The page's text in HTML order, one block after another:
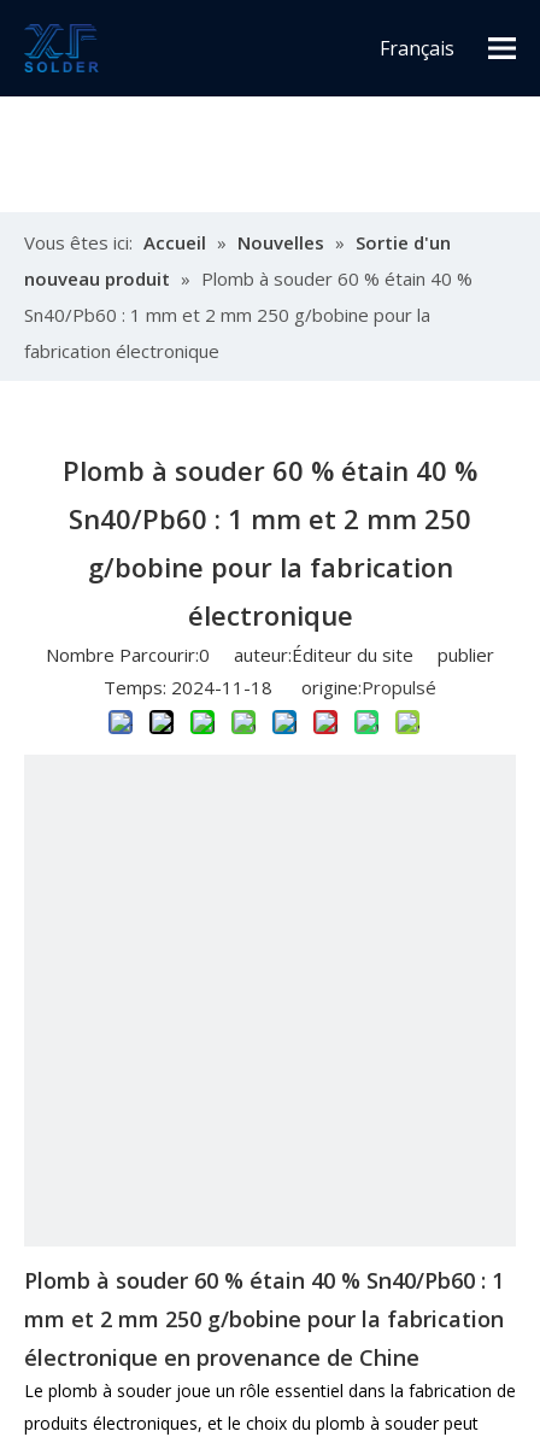
Français
Vous êtes ici: Accueil » Nouvelles » Sortie d'un
nouveau produit » Plomb à souder 60 % étain 40 %
Sn40/Pb60 : 1 mm et 2 mm 250 g/bobine pour la
fabrication électronique
Plomb à souder 60 % étain 40 %
Sn40/Pb60 : 1 mm et 2 mm 250
g/bobine pour la fabrication
électronique
Nombre Parcourir:0 auteur:Éditeur du site publier
Temps: 2024-11-18 origine:Propulsé
Plomb à souder 60 % étain 40 % Sn40/Pb60 : 1
mm et 2 mm 250 g/bobine pour la fabrication
électronique en provenance de Chine
Le plomb à souder joue un rôle essentiel dans la fabrication de
produits électroniques, et le choix du plomb à souder peut